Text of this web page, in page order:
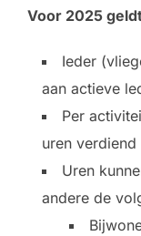
Voor 2025
Ieder
aan actieve
Per
uren
Uren
andere de